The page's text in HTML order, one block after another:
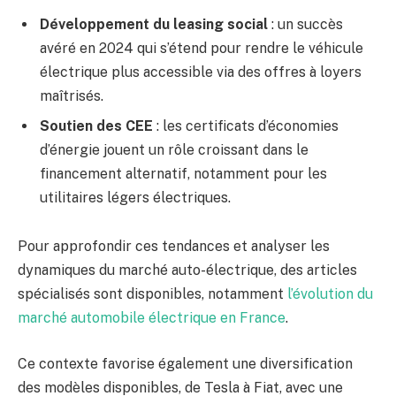
Développement du leasing social : un succès
avéré en 2024 qui s’étend pour rendre le véhicule
électrique plus accessible via des offres à loyers
maîtrisés.
Soutien des CEE : les certificats d’économies
d’énergie jouent un rôle croissant dans le
financement alternatif, notamment pour les
utilitaires légers électriques.
Pour approfondir ces tendances et analyser les
dynamiques du marché auto-électrique, des articles
spécialisés sont disponibles, notamment l’évolution du
marché automobile électrique en France.
Ce contexte favorise également une diversification
des modèles disponibles, de Tesla à Fiat, avec une